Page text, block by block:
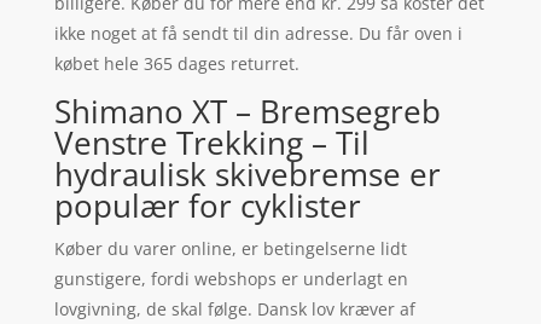
ikke noget at få sendt til din adresse. Du får oven i
købet hele 365 dages returret.
Shimano XT – Bremsegreb
Venstre Trekking – Til
hydraulisk skivebremse er
populær for cyklister
Køber du varer online, er betingelserne lidt
gunstigere, fordi webshops er underlagt en
lovgivning, de skal følge. Dansk lov kræver af